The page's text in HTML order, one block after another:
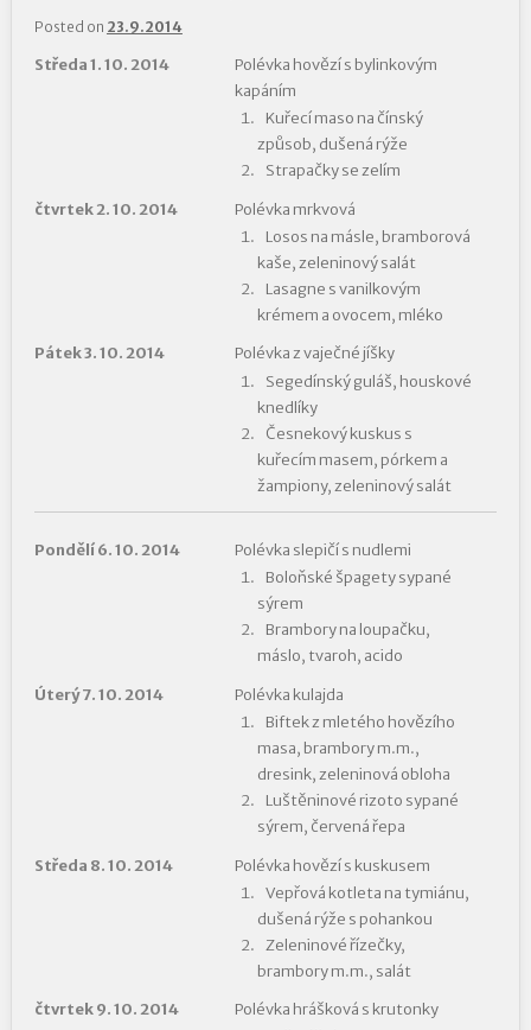
Posted on 23.9.2014
Středa 1. 10. 2014
Polévka hovězí s bylinkovým
kapáním
Kuřecí maso na čínský
způsob, dušená rýže
Strapačky se zelím
čtvrtek 2. 10. 2014
Polévka mrkvová
Losos na másle, bramborová
kaše, zeleninový salát
Lasagne s vanilkovým
krémem a ovocem, mléko
Pátek 3. 10. 2014
Polévka z vaječné jíšky
Segedínský guláš, houskové
knedlíky
Česnekový kuskus s
kuřecím masem, pórkem a
žampiony, zeleninový salát
Pondělí 6. 10. 2014
Polévka slepičí s nudlemi
Boloňské špagety sypané
sýrem
Brambory na loupačku,
máslo, tvaroh, acido
Úterý 7. 10. 2014
Polévka kulajda
Biftek z mletého hovězího
masa, brambory m.m.,
dresink, zeleninová obloha
Luštěninové rizoto sypané
sýrem, červená řepa
Středa 8. 10. 2014
Polévka hovězí s kuskusem
Vepřová kotleta na tymiánu,
dušená rýže s pohankou
Zeleninové řízečky,
brambory m.m., salát
čtvrtek 9. 10. 2014
Polévka hrášková s krutonky